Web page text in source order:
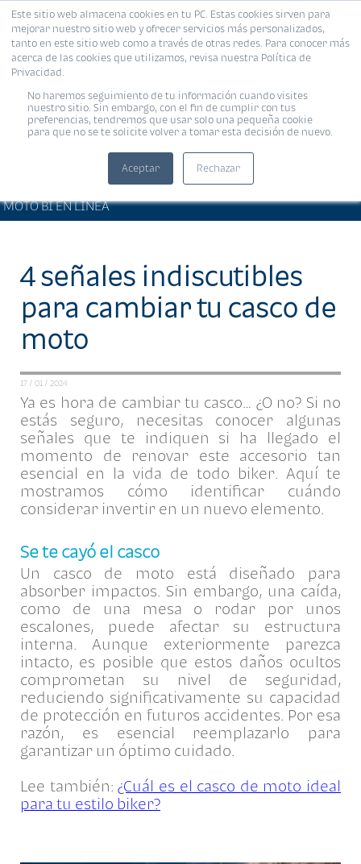
Este sitio web almacena cookies en tu PC. Estas cookies sirven para
mejorar nuestro sitio web y ofrecer servicios más personalizados,
tanto en este sitio web como a través de otras redes. Para conocer más
acerca de las cookies que utilizamos, revisa nuestra Política de
Privacidad.
No haremos seguimiento de tu información cuando visites
nuestro sitio. Sin embargo, con el fin de cumplir con tus
preferencias, tendremos que usar solo una pequeña cookie
para que no se te solicite volver a tomar esta decisión de nuevo.
Aceptar Rechazar
MENÚ
MOTO BI EN LÍNEA
4 señales indiscutibles
para cambiar tu casco de
moto
17 / 01 / 2024
Ya es hora de cambiar tu casco… ¿O no? Si no
estás seguro, necesitas conocer algunas
señales que te indiquen si ha llegado el
momento de renovar este accesorio tan
esencial en la vida de todo biker. Aquí te
mostramos cómo identificar cuándo
considerar invertir en un nuevo elemento.
Se te cayó el casco
Un casco de moto está diseñado para
absorber impactos. Sin embargo, una caída,
como de una mesa o rodar por unos
escalones, puede afectar su estructura
interna. Aunque exteriormente parezca
intacto, es posible que estos daños ocultos
comprometan su nivel de seguridad,
reduciendo significativamente su capacidad
de protección en futuros accidentes. Por esa
razón, es esencial reemplazarlo para
garantizar un óptimo cuidado.
Lee también:¿Cuál es el casco de moto ideal
para tu estilo biker?